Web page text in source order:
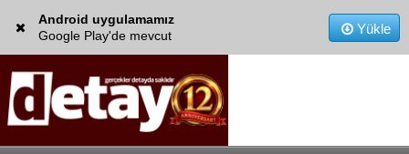
Android uygulamamız
Google Play'de mevcut
Yükle